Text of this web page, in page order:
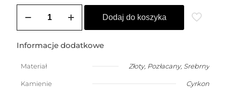
Kolczyki
3
4mm
Dodaj do koszyka
Informacje dodatkowe
Materiał Złoty, Pozłacany, Srebrny
Kamienie Cyrkon